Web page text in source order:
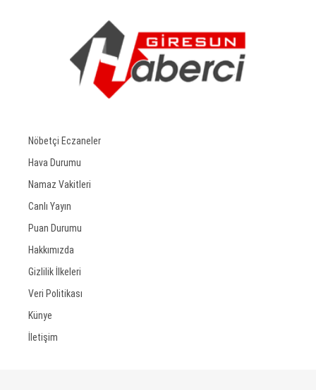
Nöbetçi Eczaneler
Hava Durumu
Namaz Vakitleri
Canlı Yayın
Puan Durumu
Hakkımızda
Gizlilik İlkeleri
Veri Politikası
Künye
İletişim